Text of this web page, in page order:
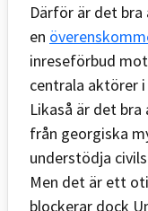
Därför är det
en
inreseförbud
centrala aktörer
Likaså är det
från georgiska
understödja
Men det är ett
blockerar dock